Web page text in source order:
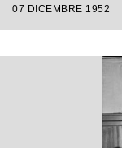
07 DICEMBRE 1952